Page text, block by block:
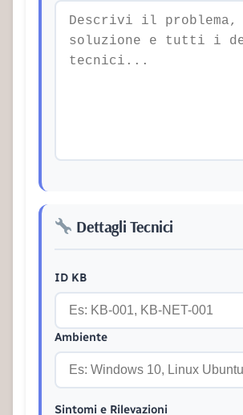
Dettagli Tecnici
ID KB
Ambiente
Sintomi e Rilevazioni